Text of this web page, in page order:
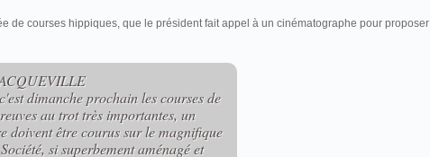
de courses hippiques, que le président fait appel à un cinématographe pour proposer
dimanche prochain les courses de
au trot très importantes, un
doivent être courus sur le magnifique
si superbement aménagé et